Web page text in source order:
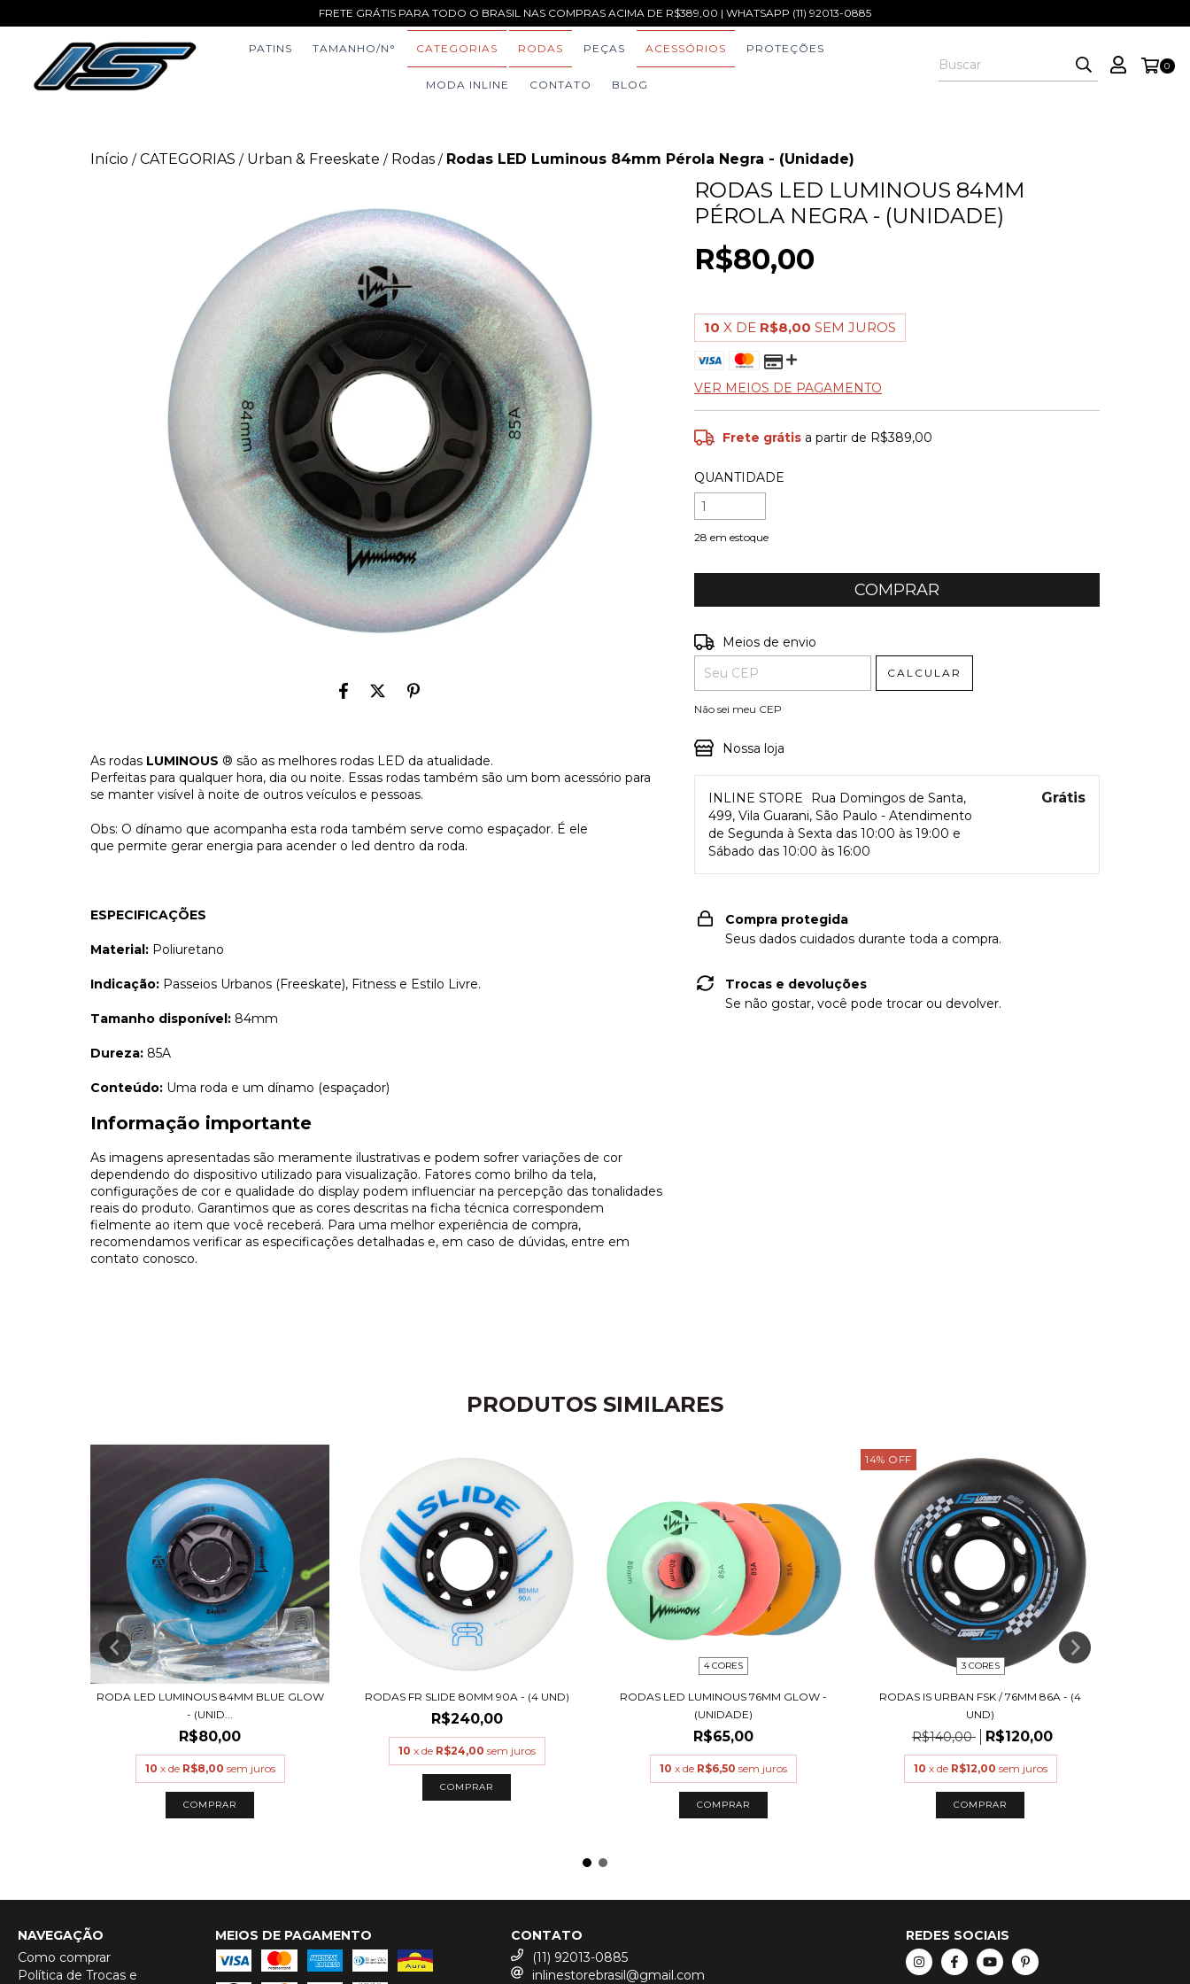
FRETE GRÁTIS PARA TODO O BRASIL NAS COMPRAS ACIMA DE R$389,00 | WHATSAPP (11) 92013-0885
PATINS TAMANHO/N° CATEGORIAS RODAS PEÇAS ACESSÓRIOS PROTEÇÕES
MODA INLINE CONTATO BLOG
0
Início / CATEGORIAS / Urban & Freeskate / Rodas / Rodas LED Luminous 84mm Pérola Negra - (Unidade)
As rodas LUMINOUS ® são as melhores rodas LED da atualidade.
Perfeitas para qualquer hora, dia ou noite. Essas rodas também são um bom acessório para
se manter visível à noite de outros veículos e pessoas.
Obs: O dínamo que acompanha esta roda também serve como espaçador. É ele
que permite gerar energia para acender o led dentro da roda.
ESPECIFICAÇÕES
Material: Poliuretano
Indicação: Passeios Urbanos (Freeskate), Fitness e Estilo Livre.
Tamanho disponível: 84mm
Dureza: 85A
Conteúdo: Uma roda e um dínamo (espaçador)
Informação importante
As imagens apresentadas são meramente ilustrativas e podem sofrer variações de cor
dependendo do dispositivo utilizado para visualização. Fatores como brilho da tela,
configurações de cor e qualidade do display podem influenciar na percepção das tonalidades
reais do produto. Garantimos que as cores descritas na ficha técnica correspondem
fielmente ao item que você receberá. Para uma melhor experiência de compra,
recomendamos verificar as especificações detalhadas e, em caso de dúvidas, entre em
contato conosco.
RODAS LED LUMINOUS 84MM
PÉROLA NEGRA - (UNIDADE)
R$80,00
10 X DE R$8,00 SEM JUROS
VER MEIOS DE PAGAMENTO
Frete grátis a partir de R$389,00
QUANTIDADE
28 em estoque
Entregas para o CEP:
Meios de envio
CALCULAR
Não sei meu CEP
Nossa loja
INLINE STORE
Rua Domingos de Santa,
499, Vila Guarani, São Paulo - Atendimento
de Segunda à Sexta das 10:00 às 19:00 e
Sábado das 10:00 às 16:00
Grátis
Compra protegida
Seus dados cuidados durante toda a compra.
Trocas e devoluções
Se não gostar, você pode trocar ou devolver.
PRODUTOS SIMILARES
RODA LED LUMINOUS 84MM BLUE GLOW
- (UNID...
R$80,00
10 x de R$8,00 sem juros
COMPRAR
RODAS FR SLIDE 80MM 90A - (4 UND)
R$240,00
10 x de R$24,00 sem juros
COMPRAR
4 CORES
RODAS LED LUMINOUS 76MM GLOW -
(UNIDADE)
R$65,00
10 x de R$6,50 sem juros
COMPRAR
14% OFF
3 CORES
RODAS IS URBAN FSK / 76MM 86A - (4
UND)
R$140,00 R$120,00
10 x de R$12,00 sem juros
COMPRAR
NAVEGAÇÃO
Como comprar
Política de Trocas e
MEIOS DE PAGAMENTO
CONTATO
(11) 92013-0885
inlinestorebrasil@gmail.com
REDES SOCIAIS